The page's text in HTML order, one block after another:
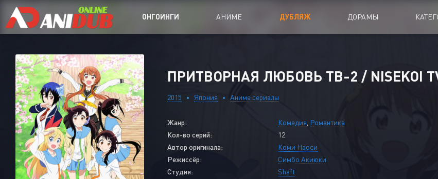
ОНГОИНГИ АНИМЕ ДУБЛЯЖ ДОРАМЫ
Аниме сериалы
Аниме Фильмы
ПРИТВОРНАЯ ЛЮБОВЬ ТВ-2 / NISEKOI
2015 Япония Аниме сериалы
Жанр: Комедия Романтика
Кол-во серий:
12
Автор оригинала:
Коми Наоси
Режиссёр:
Симбо Акиюки
Студия:
Shaft